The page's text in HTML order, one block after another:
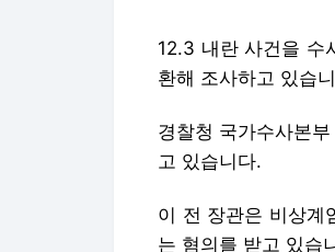
12.3 내란 사건을 수
환해 조사하고 있습
경찰청 국가수사본
고 있습니다.
이 전 장관은 비상계
는 혐의를 받고 있습